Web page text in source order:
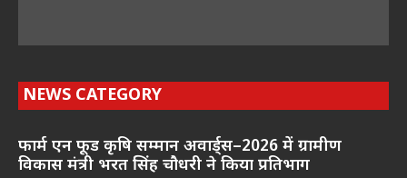
NEWS CATEGORY
फार्म एन फूड कृषि सम्मान अवार्ड्स–2026 में ग्रामीण
विकास मंत्री भरत सिंह चौधरी ने किया प्रतिभाग